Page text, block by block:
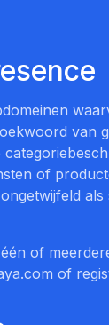
van
of
of
of